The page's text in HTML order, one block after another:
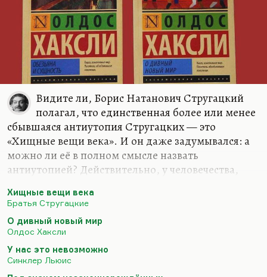
Видите ли, Борис Натанович Стругацкий
полагал, что единственная более или менее
сбывшаяся антиутопия Стругацких — это
«Хищные вещи века». И он даже задумывался: а
можно ли её в полном смысле назвать
антиутопией? Действительно, у человечества,
много возможностей выпивать и закусывать
quantum satis. Это не худшее занятие для
человека и не худшее для него состояние, ну, если
мерить от нуля, от минуса, от блокады, условно
говоря. Но мне представляется, что и «Хищные
вещи», и «О дивный новый мир» Хаксли — они
Хищные вещи века
Братья Стругацкие
О дивный новый мир
Олдос Хаксли
У нас это невозможно
Синклер Льюис